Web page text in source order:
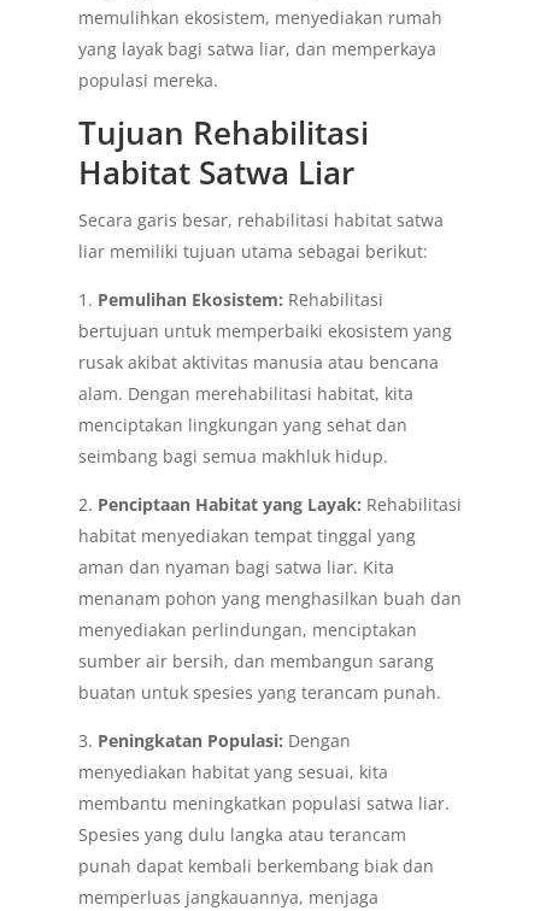
memulihkan ekosistem, menyediakan rumah
yang layak bagi satwa liar, dan memperkaya
populasi mereka.
Tujuan Rehabilitasi
Habitat Satwa Liar
Secara garis besar, rehabilitasi habitat satwa
liar memiliki tujuan utama sebagai berikut:
1. Pemulihan Ekosistem: Rehabilitasi
bertujuan untuk memperbaiki ekosistem yang
rusak akibat aktivitas manusia atau bencana
alam. Dengan merehabilitasi habitat, kita
menciptakan lingkungan yang sehat dan
seimbang bagi semua makhluk hidup.
2. Penciptaan Habitat yang Layak: Rehabilitasi
habitat menyediakan tempat tinggal yang
aman dan nyaman bagi satwa liar. Kita
menanam pohon yang menghasilkan buah dan
menyediakan perlindungan, menciptakan
sumber air bersih, dan membangun sarang
buatan untuk spesies yang terancam punah.
3. Peningkatan Populasi: Dengan
menyediakan habitat yang sesuai, kita
membantu meningkatkan populasi satwa liar.
Spesies yang dulu langka atau terancam
punah dapat kembali berkembang biak dan
memperluas jangkauannya, menjaga